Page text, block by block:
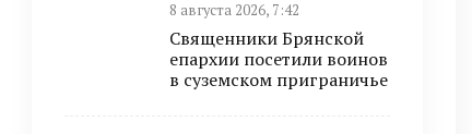
8 августа 2026, 7:42
Священники Брянской
епархии посетили воинов
в суземском приграничье